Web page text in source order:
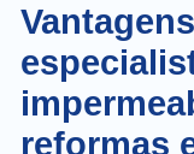
reformas